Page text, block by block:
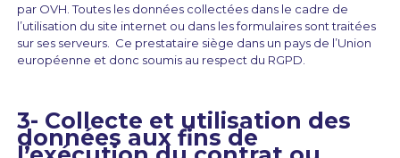
par OVH. Toutes les données collectées dans le cadre de
l’utilisation du site internet ou dans les formulaires sont traitées
sur ses serveurs. Ce prestataire siège dans un pays de l’Union
européenne et donc soumis au respect du RGPD.
3- Collecte et utilisation des
données aux fins de